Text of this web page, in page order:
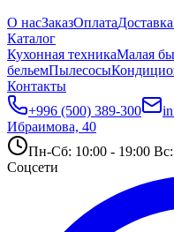
О насЗаказОплатаДоставка
Каталог
Кухонная техникаМалая
бельемПылесосы
Контакты
+996 (500) 389-300
Ибраимова, 40
Пн-Сб: 10:00 - 19:00
Соцсети